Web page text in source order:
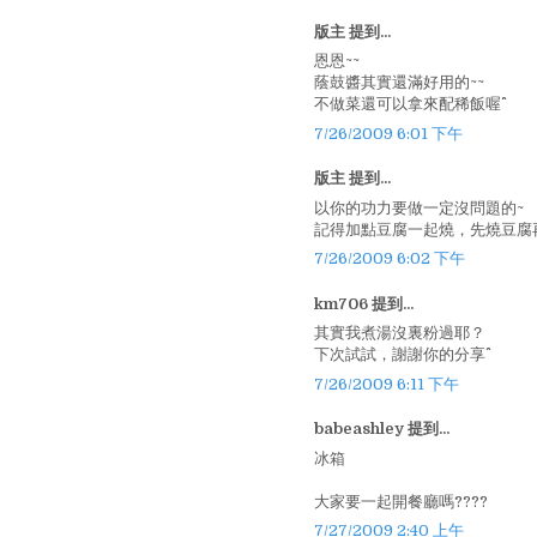
版主 提到...
恩恩~~
蔭鼓醬其實還滿好用的~~
不做菜還可以拿來配稀飯喔^^
7/26/2009 6:01 下午
版主 提到...
以你的功力要做一定沒問題的~
記得加點豆腐一起燒，先燒豆腐
7/26/2009 6:02 下午
km706 提到...
其實我煮湯沒裏粉過耶？
下次試試，謝謝你的分享^^
7/26/2009 6:11 下午
babeashley 提到...
冰箱
大家要一起開餐廳嗎????
7/27/2009 2:40 上午